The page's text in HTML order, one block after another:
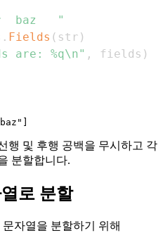
baz   "
. Fields ( str )
are: %q\n" , fields )
행 및 후행 공백을 무시하고 각
분할합니다.
로 분할
자열을 분할하기 위해